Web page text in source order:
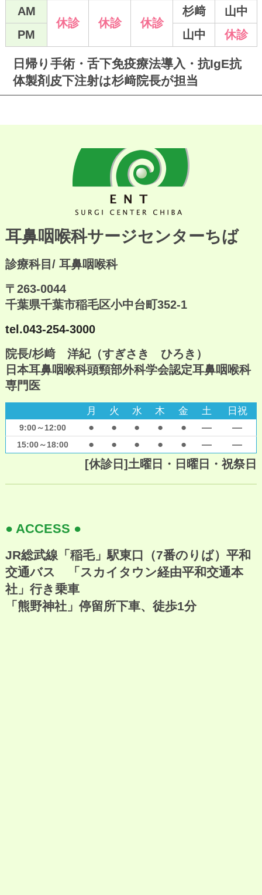
>>詳細はこちら
ラジオ出演
杉﨑副院長が2024年7月24-25日11:40頃から
『BAYFM miracle‼︎』に出演し中耳炎につい
てお話しします。よろしければご聴取くださ
2018年5月に当院のホームページをリニュー
アルいたしました
AM
休診
休診 休診
杉﨑
山中
PM
山中 休診
日帰り手術・舌下免疫療法導入・抗IgE抗
体製剤皮下注射は杉﨑院長が担当
耳鼻咽喉科サージセンターちば
診療科目/ 耳鼻咽喉科
〒263-0044
千葉県千葉市稲毛区小中台町352-1
tel.043-254-3000
院長/杉﨑 洋紀（すぎさき ひろき）
日本耳鼻咽喉科頭頸部外科学会認定耳鼻咽喉科
専門医
月 火 水 木 金 土 日祝
9:00～12:00 ● ● ● ● ● ― ―
15:00～18:00 ● ● ● ● ● ― ―
[休診日]土曜日・日曜日・祝祭日
● ACCESS ●
JR総武線「稲毛」駅東口（7番のりば）平和
交通バス 「スカイタウン経由平和交通本
社」行き乗車
「熊野神社」停留所下車、徒歩1分